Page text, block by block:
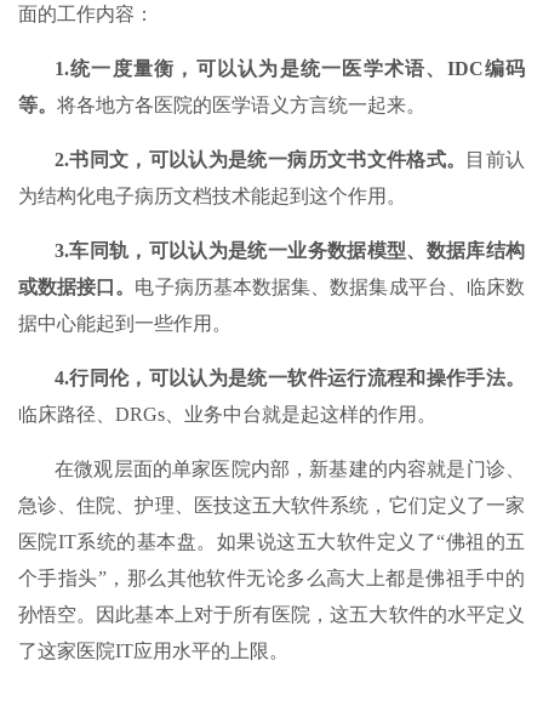
面的工作内容：
1.统一度量衡，可以认为是统一医学术语、IDC编码
等。 将各地方各医院的医学语义方言统一起来。
2.书同文，可以认为是统一病历文书文件格式。
目前认
为结构化电子病历文档技术能起到这个作用。
3.车同轨，可以认为是统一业务数据模型、数据库结构
或数据接口。 电子病历基本数据集、数据集成平台、临床数
据中心能起到一些作用。
4.行同伦，可以认为是统一软件运行流程和操作手法。
临床路径、DRGs、业务中台就是起这样的作用。
在微观层面的单家医院内部，新基建的内容就是门诊、
急诊、住院、护理、医技这五大软件系统，它们定义了一家
医院IT系统的基本盘。如果说这五大软件定义了“佛祖的五
个手指头”，那么其他软件无论多么高大上都是佛祖手中的
孙悟空。因此基本上对于所有医院，这五大软件的水平定义
了这家医院IT应用水平的上限。